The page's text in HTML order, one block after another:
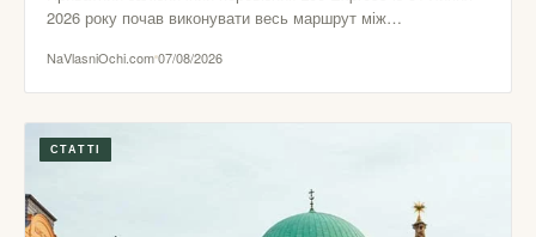
2026 року почав виконувати весь маршрут між
NaVlasniOchi.com07/08/2026
СТАТТІ